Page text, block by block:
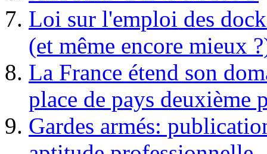
Loi sur l'emploi des
(et même encore mieux
La France étend son
place de pays deuxième
Gardes armés: